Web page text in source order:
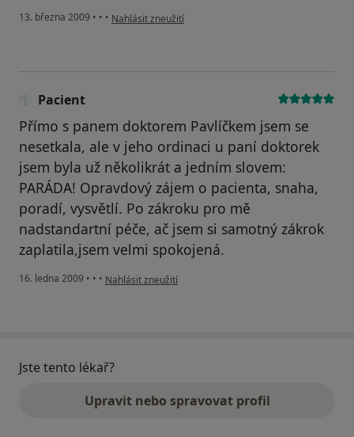
13. března 2009 • • • podle názoru uživatele Anna
Nahlásit zneužití
Pacient
Přímo s panem doktorem Pavlíčkem jsem se
nesetkala, ale v jeho ordinaci u paní doktorek
jsem byla už několikrát a jedním slovem:
PARÁDA! Opravdový zájem o pacienta, snaha,
poradí, vysvětlí. Po zákroku pro mě
nadstandartní péče, ač jsem si samotný zákrok
zaplatila,jsem velmi spokojená.
16. ledna 2009 • • • podle názoru uživatele Pacient
Nahlásit zneužití
Jste tento lékař?
Upravit nebo spravovat profil